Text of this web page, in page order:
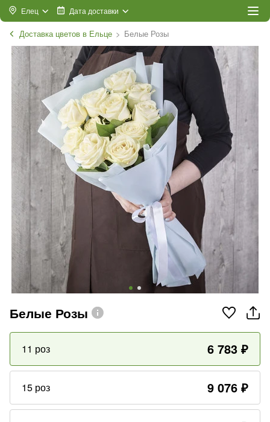
Елец Дата доставки
Доставка цветов в Ельце Белые Розы
Белые Розы
11 роз 6 783 ₽
15 роз 9 076 ₽